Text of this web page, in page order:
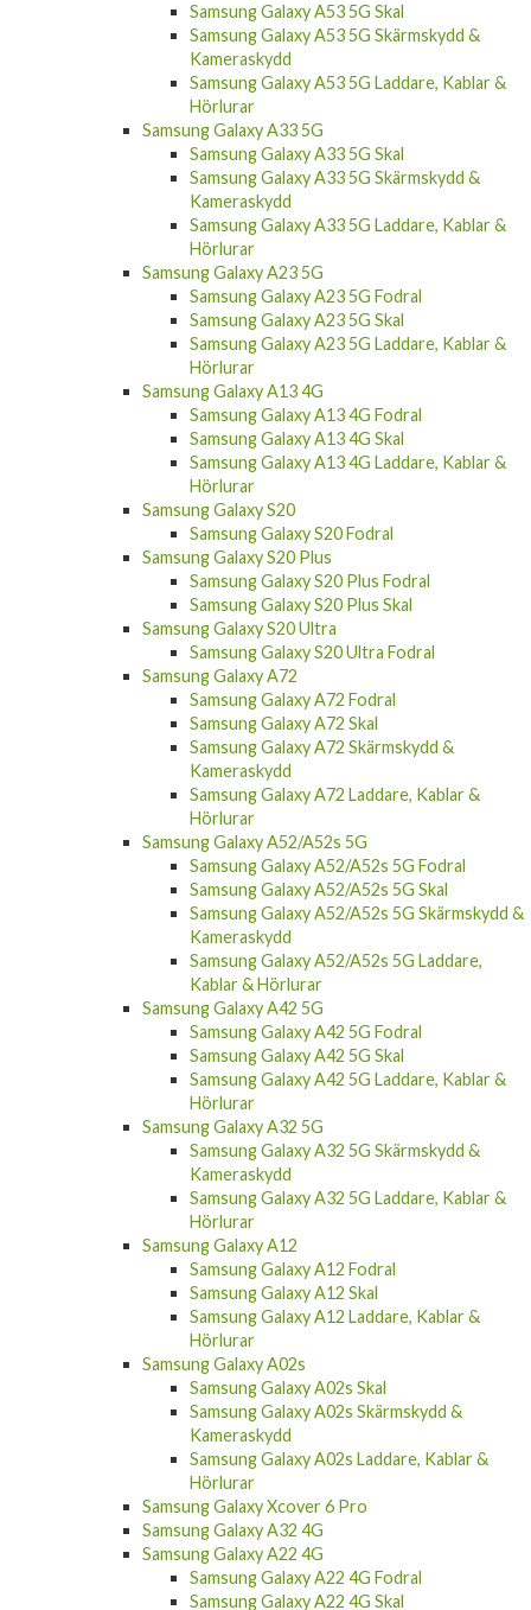
Samsung Galaxy A53 5G Skal
Samsung Galaxy A53 5G Skärmskydd &
Kameraskydd
Samsung Galaxy A53 5G Laddare, Kablar &
Hörlurar
Samsung Galaxy A33 5G
Samsung Galaxy A33 5G Skal
Samsung Galaxy A33 5G Skärmskydd &
Kameraskydd
Samsung Galaxy A33 5G Laddare, Kablar &
Hörlurar
Samsung Galaxy A23 5G
Samsung Galaxy A23 5G Fodral
Samsung Galaxy A23 5G Skal
Samsung Galaxy A23 5G Laddare, Kablar &
Hörlurar
Samsung Galaxy A13 4G
Samsung Galaxy A13 4G Fodral
Samsung Galaxy A13 4G Skal
Samsung Galaxy A13 4G Laddare, Kablar &
Hörlurar
Samsung Galaxy S20
Samsung Galaxy S20 Fodral
Samsung Galaxy S20 Plus
Samsung Galaxy S20 Plus Fodral
Samsung Galaxy S20 Plus Skal
Samsung Galaxy S20 Ultra
Samsung Galaxy S20 Ultra Fodral
Samsung Galaxy A72
Samsung Galaxy A72 Fodral
Samsung Galaxy A72 Skal
Samsung Galaxy A72 Skärmskydd &
Kameraskydd
Samsung Galaxy A72 Laddare, Kablar &
Hörlurar
Samsung Galaxy A52/A52s 5G
Samsung Galaxy A52/A52s 5G Fodral
Samsung Galaxy A52/A52s 5G Skal
Samsung Galaxy A52/A52s 5G Skärmskydd &
Kameraskydd
Samsung Galaxy A52/A52s 5G Laddare,
Kablar & Hörlurar
Samsung Galaxy A42 5G
Samsung Galaxy A42 5G Fodral
Samsung Galaxy A42 5G Skal
Samsung Galaxy A42 5G Laddare, Kablar &
Hörlurar
Samsung Galaxy A32 5G
Samsung Galaxy A32 5G Skärmskydd &
Kameraskydd
Samsung Galaxy A32 5G Laddare, Kablar &
Hörlurar
Samsung Galaxy A12
Samsung Galaxy A12 Fodral
Samsung Galaxy A12 Skal
Samsung Galaxy A12 Laddare, Kablar &
Hörlurar
Samsung Galaxy A02s
Samsung Galaxy A02s Skal
Samsung Galaxy A02s Skärmskydd &
Kameraskydd
Samsung Galaxy A02s Laddare, Kablar &
Hörlurar
Samsung Galaxy Xcover 6 Pro
Samsung Galaxy A32 4G
Samsung Galaxy A22 4G
Samsung Galaxy A22 4G Fodral
Samsung Galaxy A22 4G Skal